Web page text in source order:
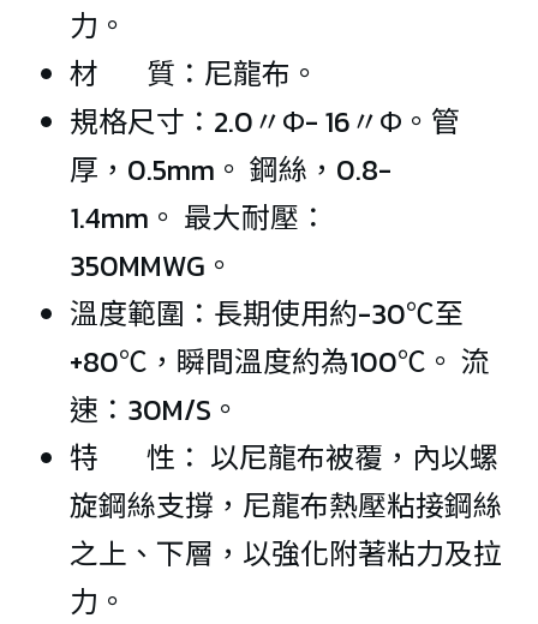
力。
材 質：尼龍布。
規格尺寸：2.0〃Ф- 16〃Ф。管
厚，0.5mm。 鋼絲，0.8-
1.4mm。 最大耐壓：
350MMWG。
溫度範圍：長期使用約-30℃至
+80℃，瞬間溫度約為100℃。 流
速：30M/S。
特 性： 以尼龍布被覆，內以螺
旋鋼絲支撐，尼龍布熱壓粘接鋼絲
之上、下層，以強化附著粘力及拉
力。